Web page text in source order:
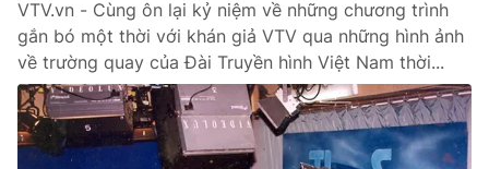
VTV.vn - Cùng ôn lại kỷ niệm về những chương trình
gắn bó một thời với khán giả VTV qua những hình ảnh
về trường quay của Đài Truyền hình Việt Nam thời...